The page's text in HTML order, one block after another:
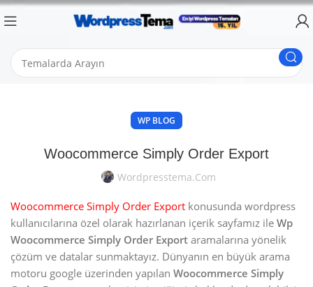
WP BLOG
Woocommerce Simply Order Export
Wordpresstema.com
Woocommerce Simply Order Export konusunda wordpress
kullanıcılarına özel olarak hazırlanan içerik sayfamız ile Wp
Woocommerce Simply Order Export aramalarına yönelik
çözüm ve datalar sunmaktayız. Dünyanın en büyük arama
motoru google üzerinden yapılan Woocommerce Simply